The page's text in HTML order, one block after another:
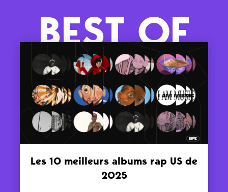
BEST OF
Les 10 meilleurs albums rap US de
2025